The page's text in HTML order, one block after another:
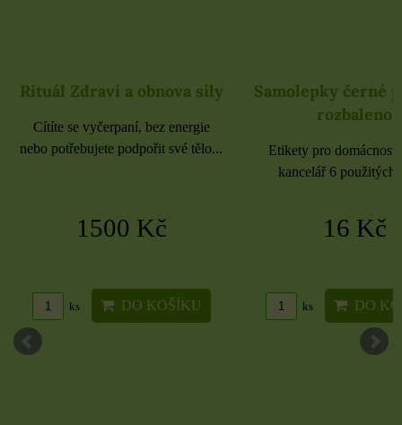
Rituál Zdraví a obnova síly
Cítíte se vyčerpaní, bez energie
nebo potřebujete podpořit své tělo...
1500 Kč
ks DO KOŠÍKU
Samolepky černé
rozbaleno
Etikety pro
kancelář 6 použitých
16 Kč
ks DO